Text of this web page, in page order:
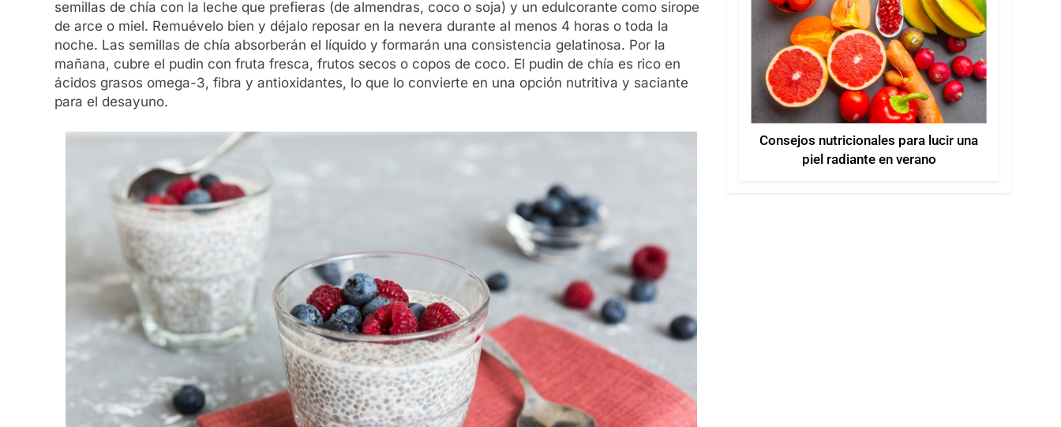
semillas de chía con la leche que prefieras (de almendras, coco o soja) y un edulcorante como sirope
de arce o miel. Remuévelo bien y déjalo reposar en la nevera durante al menos 4 horas o toda la
noche. Las semillas de chía absorberán el líquido y formarán una consistencia gelatinosa. Por la
mañana, cubre el pudin con fruta fresca, frutos secos o copos de coco. El pudin de chía es rico en
ácidos grasos omega-3, fibra y antioxidantes, lo que lo convierte en una opción nutritiva y saciante
para el desayuno.
Consejos nutricionales para lucir una
piel radiante en verano